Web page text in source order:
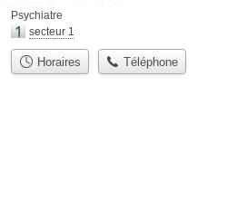
Psychiatre
secteur 1
Horaires Téléphone